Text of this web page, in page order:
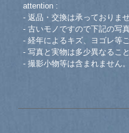
attention :
- 返品・交換は承っておりま
- 古いモノですので下記の写
- 経年によるキズ、ヨゴレ等
- 写真と実物は多少異なるこ
- 撮影小物等は含まれません